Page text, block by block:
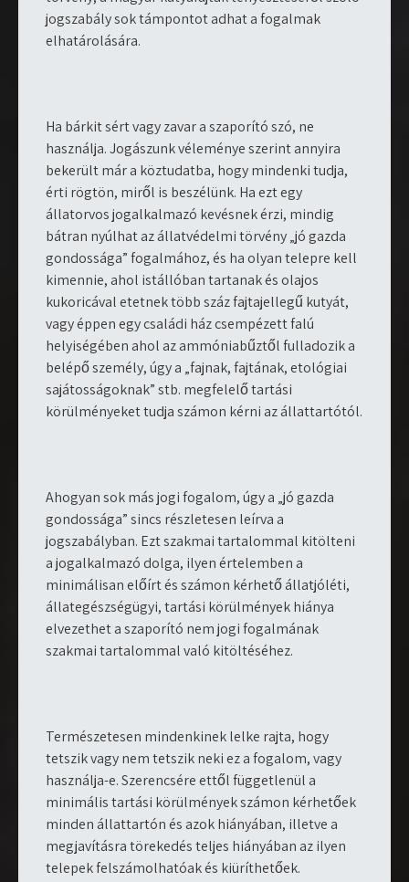
jogszabály sok támpontot adhat a fogalmak
elhatárolására.
Ha bárkit sért vagy zavar a szaporító szó, ne
használja. Jogászunk véleménye szerint annyira
bekerült már a köztudatba, hogy mindenki tudja,
érti rögtön, miről is beszélünk. Ha ezt egy
állatorvos jogalkalmazó kevésnek érzi, mindig
bátran nyúlhat az állatvédelmi törvény „jó gazda
gondossága” fogalmához, és ha olyan telepre kell
kimennie, ahol istállóban tartanak és olajos
kukoricával etetnek több száz fajtajellegű kutyát,
vagy éppen egy családi ház csempézett falú
helyiségében ahol az ammóniabűztől fulladozik a
belépő személy, úgy a „fajnak, fajtának, etológiai
sajátosságoknak” stb. megfelelő tartási
körülményeket tudja számon kérni az állattartótól.
Ahogyan sok más jogi fogalom, úgy a „jó gazda
gondossága” sincs részletesen leírva a
jogszabályban. Ezt szakmai tartalommal kitölteni
a jogalkalmazó dolga, ilyen értelemben a
minimálisan előírt és számon kérhető állatjóléti,
állategészségügyi, tartási körülmények hiánya
elvezethet a szaporító nem jogi fogalmának
szakmai tartalommal való kitöltéséhez.
Természetesen mindenkinek lelke rajta, hogy
tetszik vagy nem tetszik neki ez a fogalom, vagy
használja-e. Szerencsére ettől függetlenül a
minimális tartási körülmények számon kérhetőek
minden állattartón és azok hiányában, illetve a
megjavításra törekedés teljes hiányában az ilyen
telepek felszámolhatóak és kiüríthetőek.